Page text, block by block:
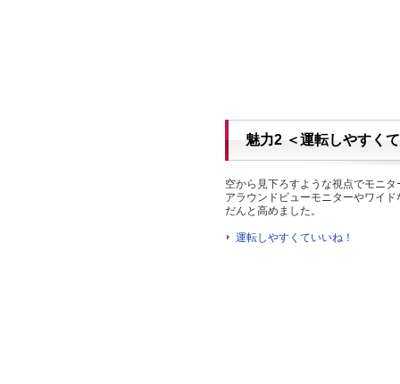
魅力2 ＜運転しやすく
空から見下ろすような視点でモニ
アラウンドビューモニターやワイ
だんと高めました。
運転しやすくていいね！